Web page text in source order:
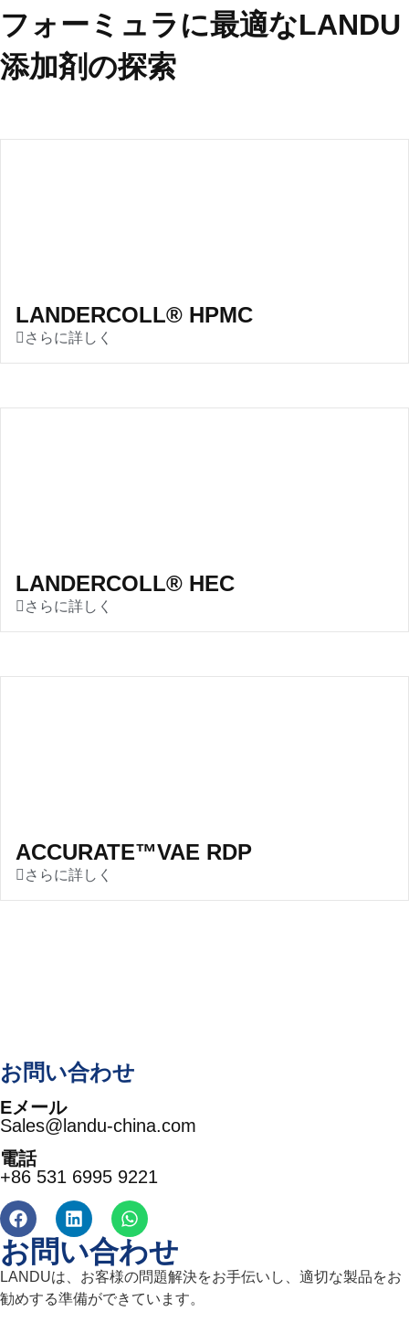
フォーミュラに最適なLANDU
添加剤の探索
LANDERCOLL® HPMC
さらに詳しく
LANDERCOLL® HEC
さらに詳しく
ACCURATE™VAE RDP
さらに詳しく
お問い合わせ
Eメール
Sales@landu-china.com
電話
+86 531 6995 9221
お問い合わせ
LANDUは、お客様の問題解決をお手伝いし、適切な製品をお
勧めする準備ができています。